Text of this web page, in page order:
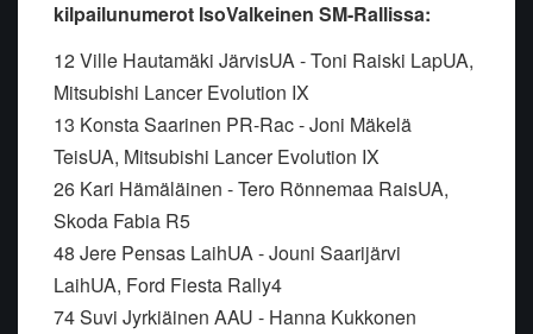
kilpailunumerot IsoValkeinen SM-Rallissa:
12 Ville Hautamäki JärvisUA - Toni Raiski LapUA,
Mitsubishi Lancer Evolution IX
13 Konsta Saarinen PR-Rac - Joni Mäkelä
TeisUA, Mitsubishi Lancer Evolution IX
26 Kari Hämäläinen - Tero Rönnemaa RaisUA,
Skoda Fabia R5
48 Jere Pensas LaihUA - Jouni Saarijärvi
LaihUA, Ford Fiesta Rally4
74 Suvi Jyrkiäinen AAU - Hanna Kukkonen